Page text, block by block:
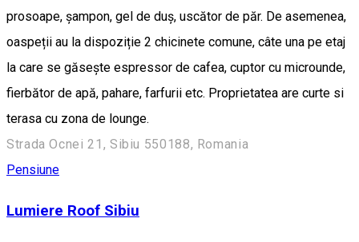
prosoape, șampon, gel de duș, uscător de păr. De asemenea,
oaspeții au la dispoziție 2 chicinete comune, câte una pe etaj
la care se găsește espressor de cafea, cuptor cu microunde,
fierbător de apă, pahare, farfurii etc. Proprietatea are curte si
terasa cu zona de lounge.
Strada Ocnei 21, Sibiu 550188, Romania
Pensiune
Lumiere Roof Sibiu